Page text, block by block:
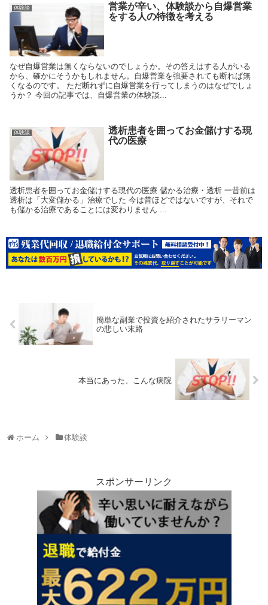
体験談
営業が辛い、体験談から自爆営業
をする人の特徴を考える
なぜ自爆営業は無くならないのでしょうか。その答えはする人がいる
から、確かにそうかもしれません。自爆営業を強要されても断れば無
くなるのです。 ただ断れずに自爆営業を行ってしまうのはなぜでしょ
うか？ 今回の記事では、自爆営業の体験談...
体験談
透析患者を囲ってお金儲けする現
代の医療
透析患者を囲ってお金儲けする現代の医療 儲かる治療・透析 一昔前は
透析は「大変儲かる」治療でした 今は昔ほどではないですが、それで
も儲かる治療であることには変わりません ...
簡単な副業で投資を紹介されたサラリーマン
の悲しい末路
本当にあった、こんな病院
ホーム 体験談
スポンサーリンク